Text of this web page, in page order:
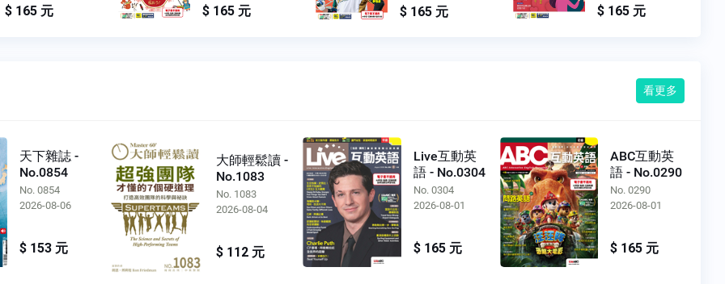
$ 165 元 $ 165 元 $ 165 元 $ 165 元
看更多
天下雜誌 -
No.0854
No. 0854
2026-08-06
$ 153 元
大師輕鬆讀 -
No.1083
No. 1083
2026-08-04
$ 112 元
Live互動英
語 - No.0304
No. 0304
2026-08-01
$ 165 元
ABC互動英
語 - No.0290
No. 0290
2026-08-01
$ 165 元